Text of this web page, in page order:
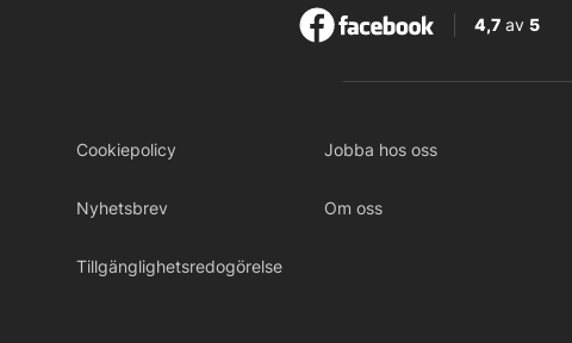
4,7av 5
Cookiepolicy Jobba hos oss
Nyhetsbrev Om oss
Tillgänglighetsredogörelse